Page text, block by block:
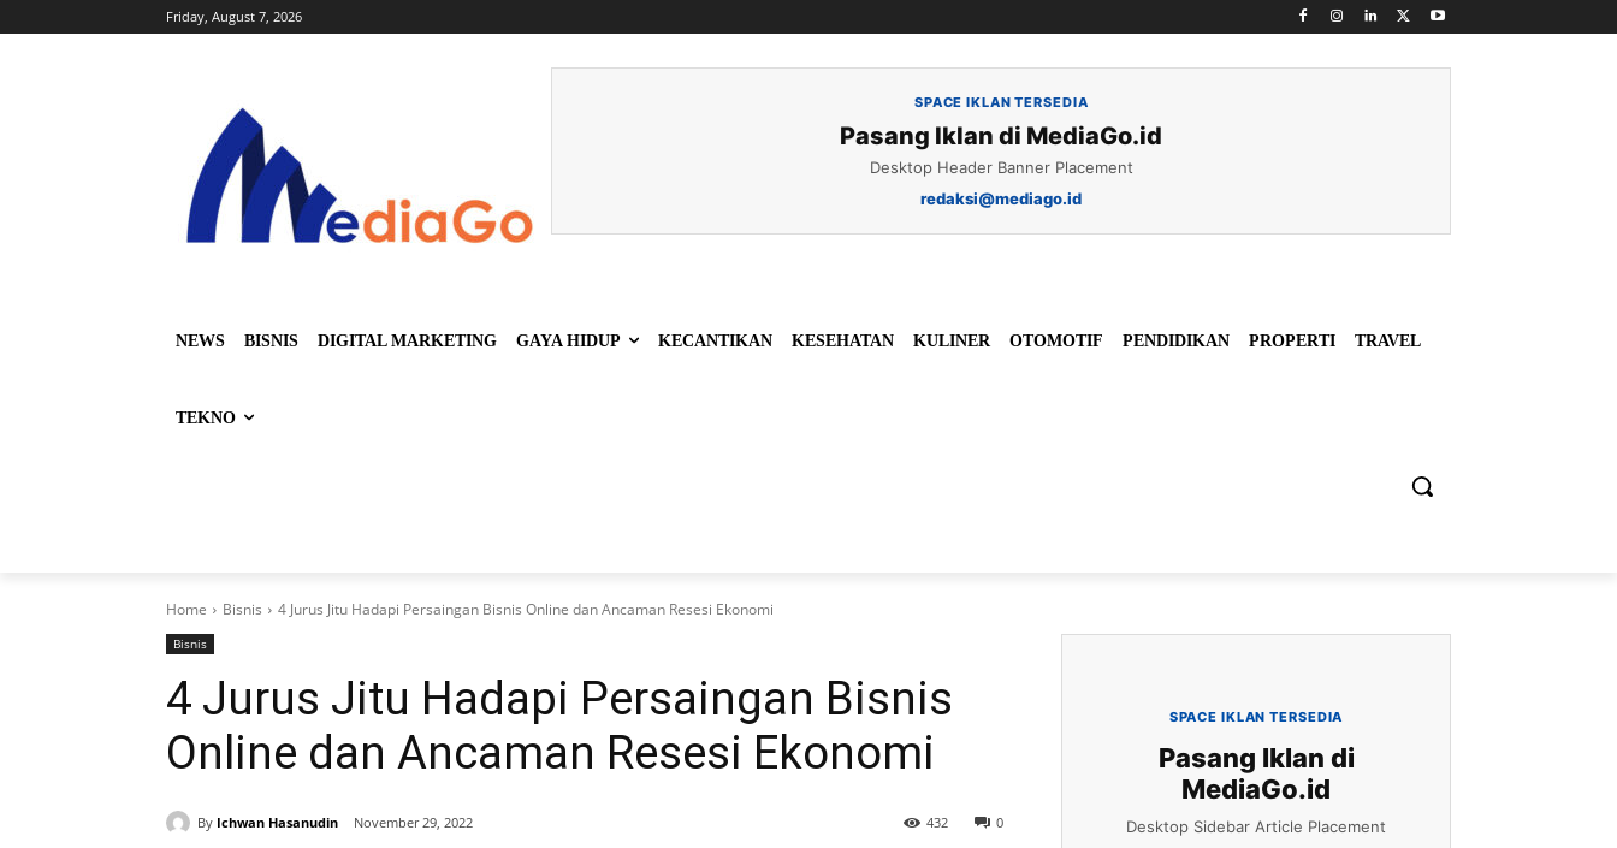
Friday, August 7, 2026
SPACE IKLAN TERSEDIA
Pasang Iklan di MediaGo.id
Desktop Header Banner Placement
redaksi@mediago.id
NEWS BISNIS DIGITAL MARKETING GAYA HIDUP KECANTIKAN KESEHATAN KULINER OTOMOTIF PENDIDIKAN PROPERTI TRAVEL
TEKNO
Home Bisnis 4 Jurus Jitu Hadapi Persaingan Bisnis Online dan Ancaman Resesi Ekonomi
Bisnis
4 Jurus Jitu Hadapi Persaingan Bisnis
Online dan Ancaman Resesi Ekonomi
By Ichwan Hasanudin November 29, 2022 0
432
SPACE IKLAN TERSEDIA
Pasang Iklan di
MediaGo.id
Desktop Sidebar Article Placement